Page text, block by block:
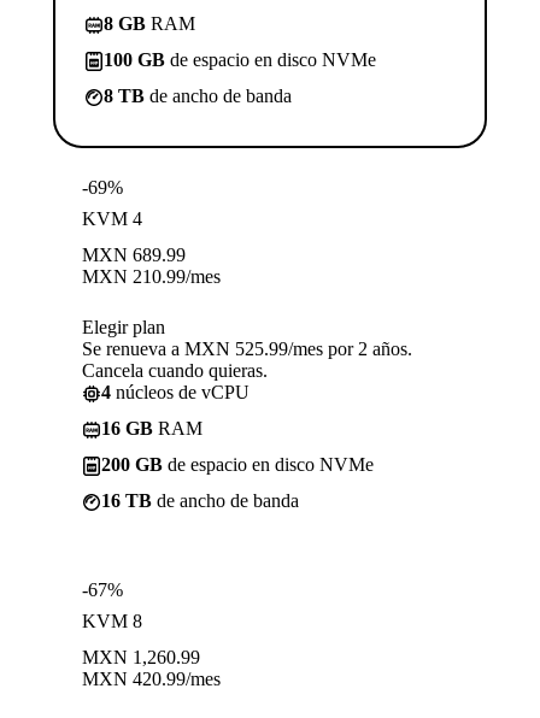
8 GB RAM
100 GB de espacio en disco NVMe
8 TB de ancho de banda
-69%
KVM 4
MXN 689.99
MXN 210.99/mes
Elegir plan
Se renueva a MXN 525.99/mes por 2 años.
Cancela cuando quieras.
4 núcleos de vCPU
16 GB RAM
200 GB de espacio en disco NVMe
16 TB de ancho de banda
-67%
KVM 8
MXN 1,260.99
MXN 420.99/mes